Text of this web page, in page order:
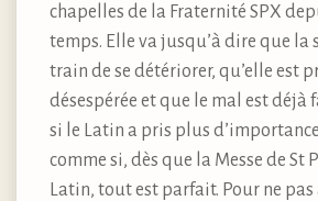
chapelles de la Fraternité SPX
temps. Elle va jusqu’à dire que la
train de se détériorer, qu’elle est
désespérée et que le mal est déjà
si le Latin a pris plus
comme si, dès que la Messe de St
Latin, tout est parfait. Pour ne